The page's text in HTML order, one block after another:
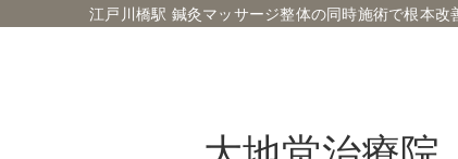
江戸川橋駅 鍼灸マッサージ整体の同時施術で根本改